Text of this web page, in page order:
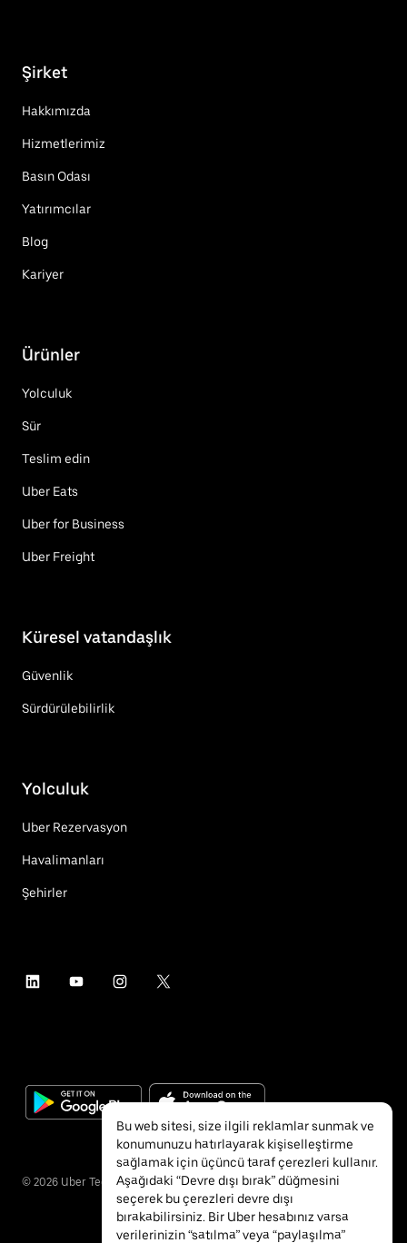
Şirket
Hakkımızda
Hizmetlerimiz
Basın Odası
Yatırımcılar
Blog
Kariyer
Ürünler
Yolculuk
Sür
Teslim edin
Uber Eats
Uber for Business
Uber Freight
Küresel vatandaşlık
Güvenlik
Sürdürülebilirlik
Yolculuk
Uber Rezervasyon
Havalimanları
Şehirler
© 2026 Uber Technologies Inc.
Bu web sitesi, size ilgili reklamlar sunmak ve
konumunuzu hatırlayarak kişiselleştirme
sağlamak için üçüncü taraf çerezleri kullanır.
Aşağıdaki “Devre dışı bırak” düğmesini
seçerek bu çerezleri devre dışı
bırakabilirsiniz. Bir Uber hesabınız varsa
verilerinizin “satılma” veya “paylaşılma”